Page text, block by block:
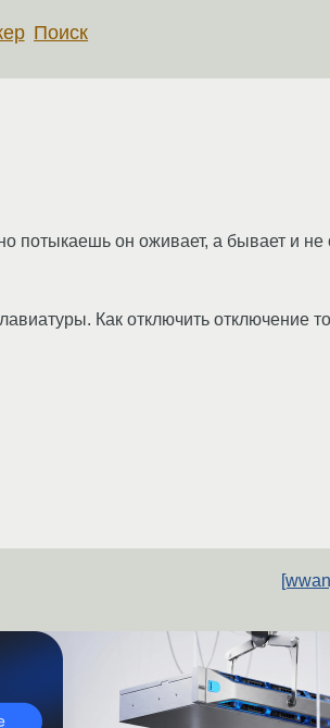
Поиск
потыкаешь он оживает, а бывает и не
Как отключить отключение